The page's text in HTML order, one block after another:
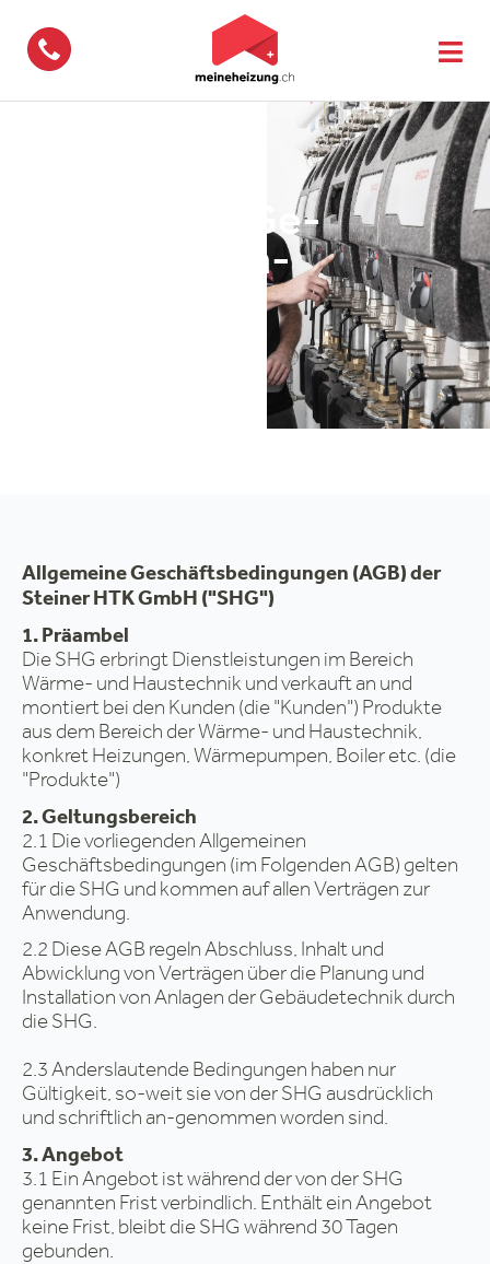
All­ge­mei­ne Ge­
schäfts­be­din­
Allgemeine Geschäftsbedingungen (AGB) der
Steiner HTK GmbH ("SHG")
1. Präambel
Die SHG erbringt Dienstleistungen im Bereich
Wärme- und Haustechnik und verkauft an und
montiert bei den Kunden (die "Kunden") Produkte
aus dem Bereich der Wärme- und Haustechnik,
konkret Heizungen, Wärmepumpen, Boiler etc. (die
"Produkte")
2. Geltungsbereich
2.1 Die vorliegenden Allgemeinen
Geschäftsbedingungen (im Folgenden AGB) gelten
für die SHG und kommen auf allen Verträgen zur
Anwendung.
2.2 Diese AGB regeln Abschluss, Inhalt und
Abwicklung von Verträgen über die Planung und
Installation von Anlagen der Gebäudetechnik durch
die SHG.
2.3 Anderslautende Bedingungen haben nur
Gültigkeit, so-weit sie von der SHG ausdrücklich
und schriftlich an-genommen worden sind.
3. Angebot
3.1 Ein Angebot ist während der von der SHG
genannten Frist verbindlich. Enthält ein Angebot
keine Frist, bleibt die SHG während 30 Tagen
gebunden.